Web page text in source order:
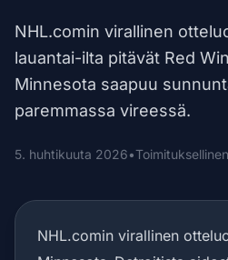
NHL.comin virallinen
lauantai-ilta pitävät Red
Minnesota saapuu
paremmassa vireessä.
5. huhtikuuta 2026•
NHL.comin virallinen